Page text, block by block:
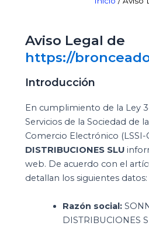
Aviso Legal de
https://
Introducción
En cumplimiento de la Ley
Servicios de la Sociedad de
Comercio Electrónico (LSSI-
DISTRIBUCIONES SLU
web. De acuerdo con el
detallan los siguientes datos:
Razón social:
DISTRIBUCIONES